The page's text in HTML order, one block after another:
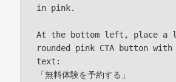
in pink.
At the bottom left, place a
rounded pink CTA button
text:
「無料体験を予約する」